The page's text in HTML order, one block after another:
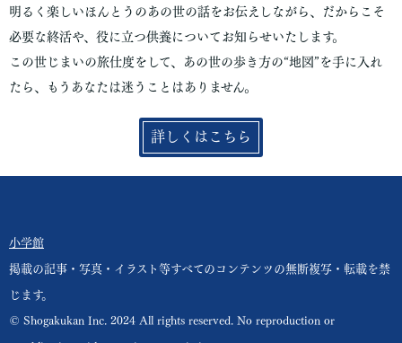
明るく楽しいほんとうのあの世の話をお伝えしながら、だからこそ
必要な終活や、役に立つ供養についてお知らせいたします。
この世じまいの旅仕度をして、あの世の歩き方の“地図”を手に入れ
たら、もうあなたは迷うことはありません。
詳しくはこちら
小学館
掲載の記事・写真・イラスト等すべてのコンテンツの無断複写・転載を禁
じます。
© Shogakukan Inc. 2024 All rights reserved. No reproduction or